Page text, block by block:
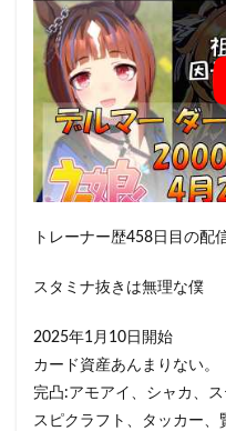
トレーナー歴458日目の配
スタミナ抜きは無理な僕
2025年1月10日開始
カード資産あんまりない。
完凸:アモアイ、シャカ、
スピクラフト、タッカー